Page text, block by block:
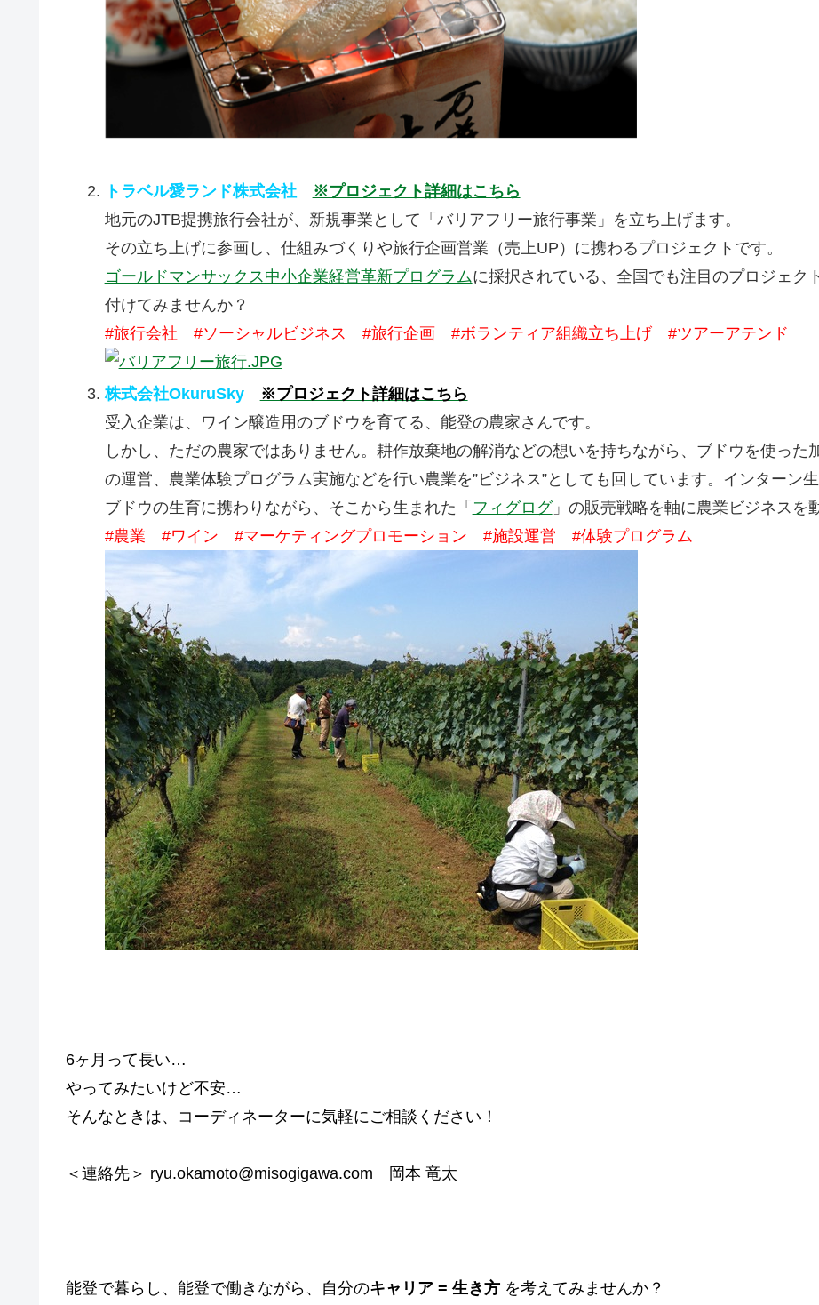
トラベル愛ランド株式会社
※プロジェクト詳細はこちら
地元のJTB提携旅行会社が、新規事業として「バリアフリー旅行事業」を立ち上げます。
その立ち上げに参画し、仕組みづくりや旅行企画営業（売上UP）に携わるプロジェクトです。
ゴールドマンサックス中小企業経営革新プログラムに採択されている、全国でも注目のプロジェク
付けてみませんか？
#旅行会社 #ソーシャルビジネス #旅行企画 #ボランティア組織立ち上げ #ツアーアテンド
株式会社OkuruSky
※プロジェクト詳細はこちら
受入企業は、ワイン醸造用のブドウを育てる、能登の農家さんです。
しかし、ただの農家ではありません。耕作放棄地の解消などの想いを持ちながら、ブドウを使っ
の運営、農業体験プログラム実施などを行い農業を”ビジネス”としても回しています。インターン
ブドウの生育に携わりながら、そこから生まれた「 フィグログ」の販売戦略を軸に農業ビジネスを
#農業 #ワイン #マーケティングプロモーション #施設運営 #体験プログラム
6ヶ月って長い…
やってみたいけど不安…
そんなときは、コーディネーターに気軽にご相談ください！
＜連絡先＞ ryu.okamoto@misogigawa.com 岡本 竜太
能登で暮らし、能登で働きながら、自分のキャリア = 生き方 を考えてみませんか？